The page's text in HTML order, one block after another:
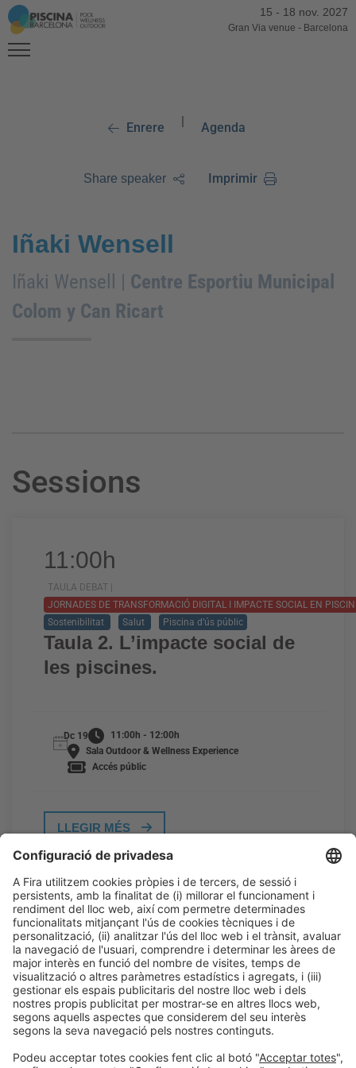
15 - 18 nov. 2027
Gran Via venue - Barcelona
Enrere | Agenda
Share speaker Imprimir
Iñaki Wensell
Iñaki Wensell | Centre Esportiu Municipal
Colom y Can Ricart
Sessions
11:00h
TAULA DEBAT |
JORNADES DE TRANSFORMACIÓ DIGITAL I IMPACTE SOCIAL EN
Sostenibilitat
Salut Piscina d’ús públic
Taula 2. L’impacte social de
les piscines.
Dc 19
11:00h - 12:00h
Sala Outdoor & Wellness Experience
Accés públic
LLEGIR MÉS
Informació generalAvís legalPolítica de privacitat
Política de cookies